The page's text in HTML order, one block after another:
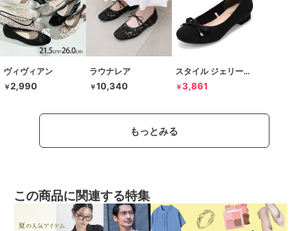
ヴィヴィアン
￥2,990
ラウナレア
￥10,340
スタイル ジェリービーンズ
￥3,861
もっとみる
この商品に関連する特集